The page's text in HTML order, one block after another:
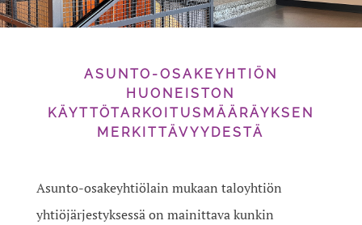
ASUNTO-OSAKEYHTIÖN
HUONEISTON
KÄYTTÖTARKOITUSMÄÄRÄYKSEN
MERKITTÄVYYDESTÄ
Asunto-osakeyhtiölain mukaan taloyhtiön
yhtiöjärjestyksessä on mainittava kunkin